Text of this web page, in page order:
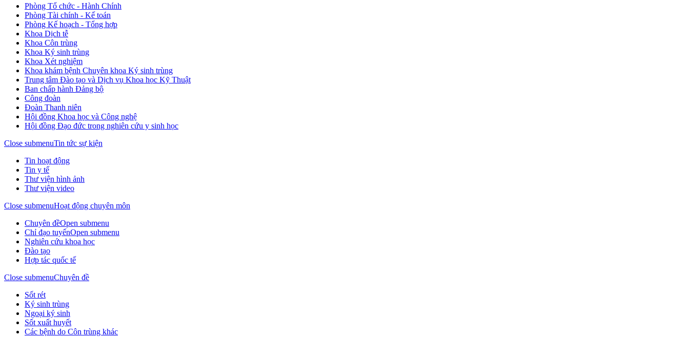
Phòng Tổ chức - Hành Chính
Phòng Tài chính - Kế toán
Phòng Kế hoạch - Tổng hợp
Khoa Dịch tễ
Khoa Côn trùng
Khoa Ký sinh trùng
Khoa Xét nghiệm
Khoa khám bệnh Chuyên khoa Ký sinh trùng
Trung tâm Đào tạo và Dịch vụ Khoa học Kỹ Thuật
Ban chấp hành Đảng bộ
Công đoàn
Đoàn Thanh niên
Hội đồng Khoa học và Công nghệ
Hội đồng Đạo đức trong nghiên cứu y sinh học
Close submenuTin tức sự kiện
Tin hoạt động
Tin y tế
Thư viện hình ảnh
Thư viện video
Close submenuHoạt động chuyên môn
Chuyên đềOpen submenu
Chỉ đạo tuyếnOpen submenu
Nghiên cứu khoa học
Đào tạo
Hợp tác quốc tế
Close submenuChuyên đề
Sốt rét
Ký sinh trùng
Ngoại ký sinh
Sốt xuất huyết
Các bệnh do Côn trùng khác